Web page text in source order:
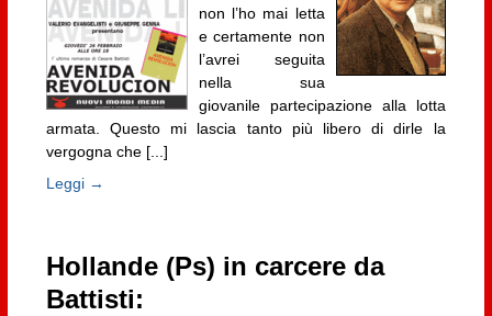
non l’ho mai letta
e certamente non
l’avrei seguita
nella sua
giovanile partecipazione alla lotta
armata. Questo mi lascia tanto più libero di dirle la
vergogna che [...]
Leggi →
Hollande (Ps) in carcere da
Battisti: